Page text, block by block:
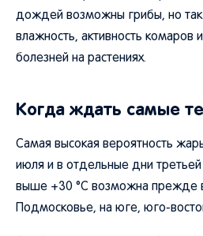
дождей возможны грибы, но
влажность, активность комаров
болезней на растениях.
Когда ждать самые
Самая высокая вероятность
июля и в отдельные дни
выше +30 °C возможна прежде
Подмосковье, на юге, юго-